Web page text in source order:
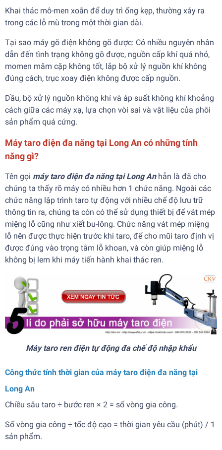
Khai thác mô-men xoắn để duy trì ống kẹp, thường xảy ra
trong các lỗ mù trong một thời gian dài.
Tại sao máy gõ điện không gõ được: Có nhiều nguyên nhân
dẫn đến tình trạng không gõ được, nguồn cấp khí quá nhỏ,
momen mâm cặp không tốt, lắp bộ xử lý nguồn khí không
đúng cách, trục xoay điện không được cấp nguồn.
Dầu, bộ xử lý nguồn không khí và áp suất không khí khoảng
cách giữa các máy xạ, lựa chọn vòi sai và vật liệu của phôi
sản phẩm quá cứng.
Máy taro điện đa năng tại Long An có những tính
năng gì?
Tên gọi máy taro điện đa năng tại Long An hẳn là đã cho
chúng ta thấy rõ máy có nhiều hơn 1 chức năng. Ngoài các
chức năng lập trình taro tự động với nhiều chế độ lưu trữ
thông tin ra, chúng ta còn có thể sử dụng thiết bị để vát mép
miệng lỗ cũng như xiết bu-lông. Chức năng vát mép miệng
lỗ nên được thực hiện trước khi taro, để cho mũi taro định vị
được đúng vào trọng tâm lỗ khoan, và còn giúp miệng lỗ
không bị lem khi máy tiến hành khai thác ren.
Máy taro ren điện tự động đa chế độ nhập khẩu
Công thức tính thời gian của máy taro điện đa năng tại
Long An
Chiều sâu taro ÷ bước ren × 2 = số vòng gia công.
Số vòng gia công ÷ tốc độ cạo = thời gian yêu cầu (phút) / 1
sản phẩm.